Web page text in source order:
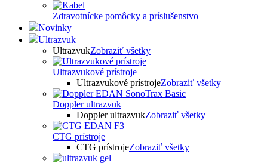
Zdravotnícke pomôcky a príslušenstvo
Novinky
Ultrazvuk
UltrazvukZobraziť všetky
Ultrazvukové prístroje
Ultrazvukové prístrojeZobraziť všetky
Doppler ultrazvuk
Doppler ultrazvukZobraziť všetky
CTG prístroje
CTG prístrojeZobraziť všetky